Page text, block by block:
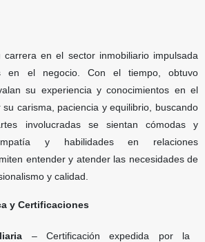
carrera en el sector inmobiliario impulsada
en el negocio. Con el tiempo, obtuvo
su experiencia y conocimientos en el
carisma, paciencia y equilibrio, buscando
involucradas se sientan cómodas y
y habilidades en relaciones
entender y atender las necesidades de
y calidad.
y Certificaciones
– Certificación expedida por la